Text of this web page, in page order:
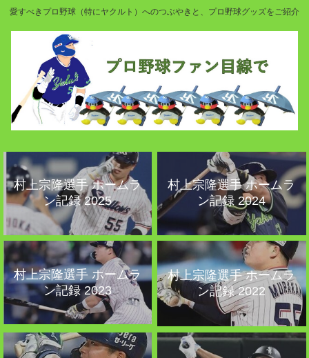
愛すべきプロ野球（特にヤクルト）へのつぶやきと、プロ野球グッズをご紹介
村上宗隆選手 ホームラ
ン記録 2025
村上宗隆選手 ホームラ
ン記録 2024
村上宗隆選手 ホームラ
ン記録 2023
村上宗隆選手 ホームラ
ン記録 2022